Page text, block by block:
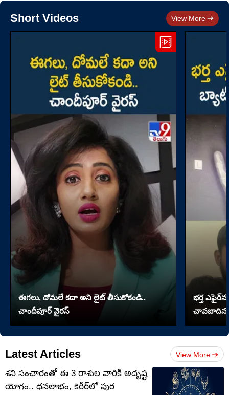
Short Videos View More
ఈగలు, దోమలే కదా అని లైట్ తీసుకోకండి..
చాందీపూర్ వైరస్
భర్త
చావబాదిన
Latest Articles View More
శని సంచారంతో ఈ 3 రాశుల వారికి అదృష్ట
యోగం.. ధనలాభం, కెరీర్‌లో పుర